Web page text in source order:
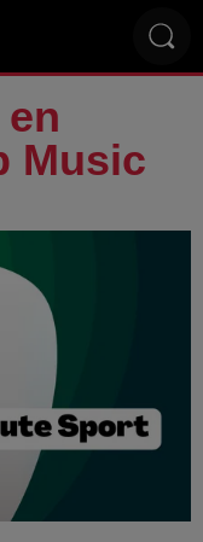
Music